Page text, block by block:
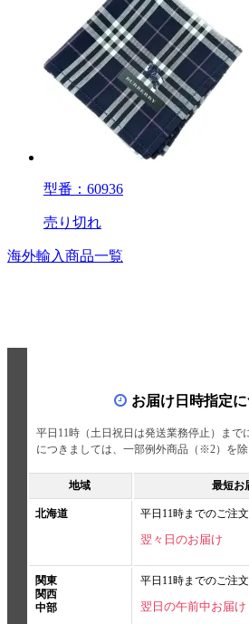
型番：60936
売り切れ
海外輸入商品一覧
お届け日時指定
平日11時（土日祝日は発送業務停止）まで
につきましては、一部例外商品（※2）を除
地域 最短お
北海道 平日11時までのご注文
翌々日のお届け
関東
関西
中部
平日11時までのご注文
翌日の午前中お届け